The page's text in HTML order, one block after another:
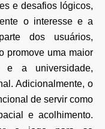
e desafios lógicos,
o interesse e a
dos usuários,
promove uma maior
e a universidade,
Adicionalmente, o
de servir como
e acolhimento.